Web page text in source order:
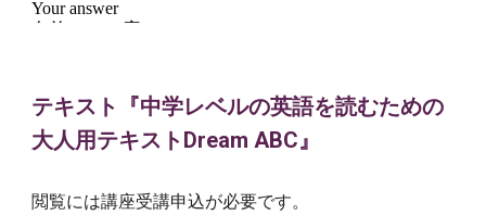
テキスト『中学レベルの英語を読むための
大人用テキストDream ABC』
閲覧には講座受講申込が必要です。